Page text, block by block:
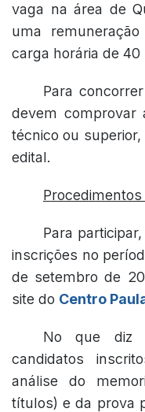
vaga na área de
uma
carga horária de 40
Para
devem comprovar
técnico ou
edital.
Para
inscrições no
de setembro de
site do Centro
No que diz
candidatos
análise do
títulos) e da prova